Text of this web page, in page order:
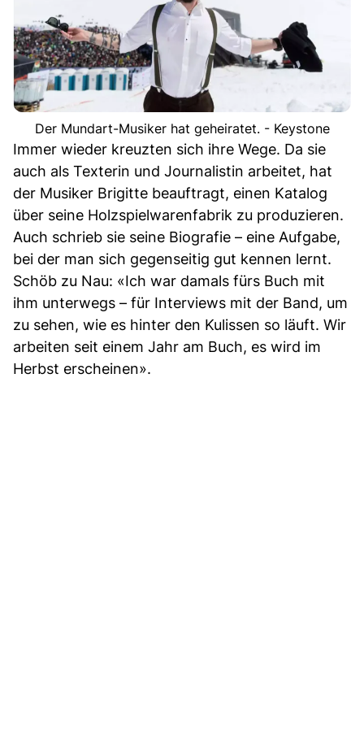
Der Mundart-Musiker hat geheiratet. - Keystone
Immer wieder kreuzten sich ihre Wege. Da sie
auch als Texterin und Journalistin arbeitet, hat
der Musiker Brigitte beauftragt, einen Katalog
über seine Holzspielwarenfabrik zu produzieren.
Auch schrieb sie seine Biografie – eine Aufgabe,
bei der man sich gegenseitig gut kennen lernt.
Schöb zu Nau: «Ich war damals fürs Buch mit
ihm unterwegs – für Interviews mit der Band, um
zu sehen, wie es hinter den Kulissen so läuft. Wir
arbeiten seit einem Jahr am Buch, es wird im
Herbst erscheinen».